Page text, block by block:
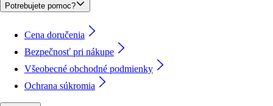
Potrebujete pomoc?
Cena doručenia
Bezpečnosť pri nákupe
Všeobecné obchodné podmienky
Ochrana súkromia